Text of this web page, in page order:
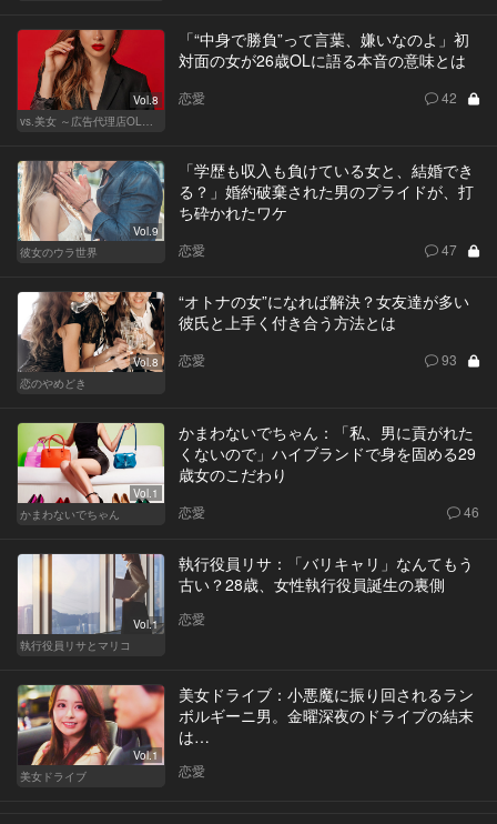
Vol.8
vs.美女 ～広告代理店OLの挑戦～
「“中身で勝負”って言葉、嫌いなのよ」初
対面の女が26歳OLに語る本音の意味とは
恋愛 42
Vol.9
彼女のウラ世界
「学歴も収入も負けている女と、結婚でき
る？」婚約破棄された男のプライドが、打
ち砕かれたワケ
恋愛 47
Vol.8
恋のやめどき
“オトナの女”になれば解決？女友達が多い
彼氏と上手く付き合う方法とは
恋愛 93
Vol.1
かまわないでちゃん
かまわないでちゃん：「私、男に貢がれた
くないので」ハイブランドで身を固める29
歳女のこだわり
恋愛 46
Vol.1
執行役員リサとマリコ
執行役員リサ：「バリキャリ」なんてもう
古い？28歳、女性執行役員誕生の裏側
恋愛
Vol.1
美女ドライブ
美女ドライブ：小悪魔に振り回されるラン
ボルギーニ男。金曜深夜のドライブの結末
は…
恋愛